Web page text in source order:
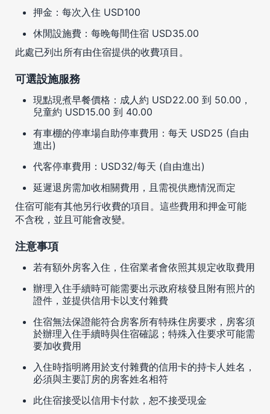
押金：每次入住 USD100
休閒設施費：每晚每間住宿 USD35.00
此處已列出所有由住宿提供的收費項目。
可選設施服務
現點現煮早餐價格：成人約 USD22.00 到 50.00，
兒童約 USD15.00 到 40.00
有車棚的停車場自助停車費用：每天 USD25 (自由
進出)
代客停車費用：USD32/每天 (自由進出)
延遲退房需加收相關費用，且需視供應情況而定
住宿可能有其他另行收費的項目。這些費用和押金可能
不含稅，並且可能會改變。
注意事項
若有額外房客入住，住宿業者會依照其規定收取費用
辦理入住手續時可能需要出示政府核發且附有照片的
證件，並提供信用卡以支付雜費
住宿無法保證能符合房客所有特殊住房要求，房客須
於辦理入住手續時與住宿確認；特殊入住要求可能需
要加收費用
入住時指明將用於支付雜費的信用卡的持卡人姓名，
必須與主要訂房的房客姓名相符
此住宿接受以信用卡付款，恕不接受現金